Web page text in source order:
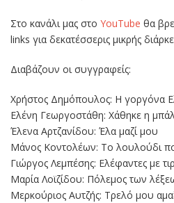
Στο κανάλι μας στο YouTube θα
links για δεκατέσσερις μικρής
Διαβάζουν οι συγγραφείς:
Χρήστος Δημόπουλος: Η γοργόνα
Ελένη Γεωργοστάθη: Χάθηκε η
Έλενα Αρτζανίδου: Έλα μαζί μου
Μάνος Κοντολέων: Το λουλούδι
Γιώργος Λεμπέσης: Ελέφαντες με
Μαρία Λοϊζίδου: Πόλεμος των
Μερκούριος Αυτζής: Τρελό μου